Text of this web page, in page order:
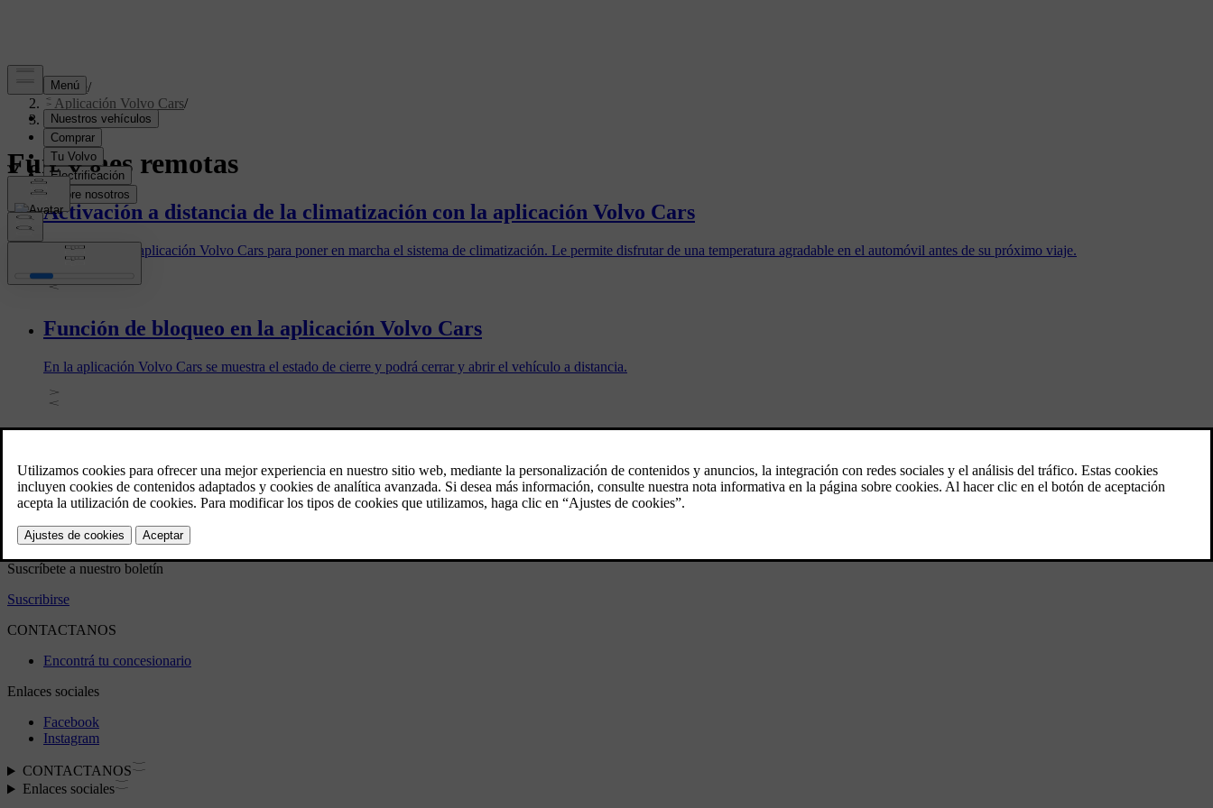
Soporte/
Aplicación Volvo Cars/
Funciones remotas
Funciones remotas
Activación a distancia de la climatización con la aplicación Volvo Cars
Puede utilizar la aplicación Volvo Cars para poner en marcha el sistema de climatización. Le permite disfrutar de una temperatura agradable en el automóvil antes de su próximo viaje.
Función de bloqueo en la aplicación Volvo Cars
En la aplicación Volvo Cars se muestra el estado de cierre y podrá cerrar y abrir el vehículo a distancia.
La aplicación Volvo Cars permite arrancar a distancia el automóvil para conectar el climatizador a fin de calentar o enfriar el automóvil a una temperatura confortable.